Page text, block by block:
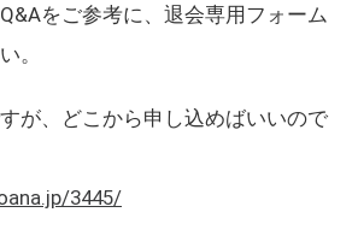
をご参考に、退会専用フォーム
。
が、どこから申し込めばいいので
3445/